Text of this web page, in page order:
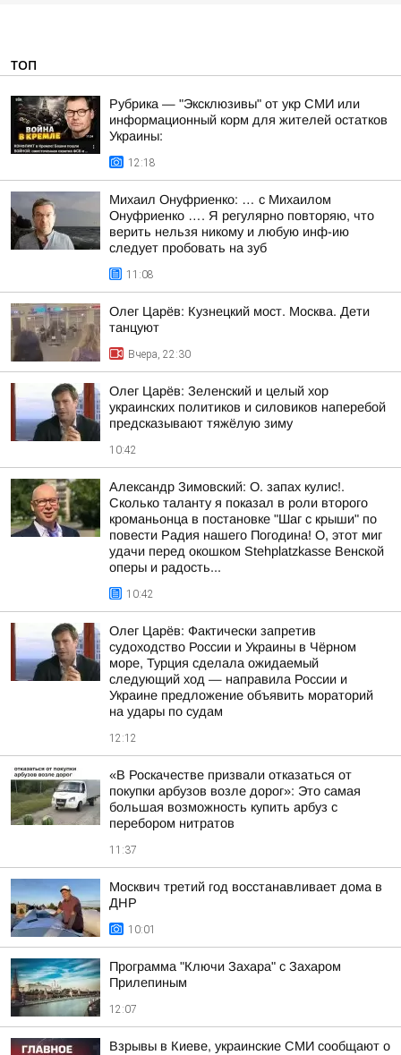
ТОП
Рубрика — "Эксклюзивы" от укр СМИ или
информационный корм для жителей остатков
Украины:
12:18
Михаил Онуфриенко: … с Михаилом
Онуфриенко …. Я регулярно повторяю, что
верить нельзя никому и любую инф-ию
следует пробовать на зуб
11:08
Олег Царёв: Кузнецкий мост. Москва. Дети
танцуют
Вчера, 22:30
Олег Царёв: Зеленский и целый хор
украинских политиков и силовиков наперебой
предсказывают тяжёлую зиму
10:42
Александр Зимовский: О. запах кулис!.
Сколько таланту я показал в роли второго
кроманьонца в постановке "Шаг с крыши" по
повести Радия нашего Погодина! О, этот миг
удачи перед окошком Stehplatzkasse Венской
оперы и радость...
10:42
Олег Царёв: Фактически запретив
судоходство России и Украины в Чёрном
море, Турция сделала ожидаемый
следующий ход — направила России и
Украине предложение объявить мораторий
на удары по судам
12:12
«В Роскачестве призвали отказаться от
покупки арбузов возле дорог»: Это самая
большая возможность купить арбуз с
перебором нитратов
11:37
Москвич третий год восстанавливает дома в
ДНР
10:01
Программа "Ключи Захара" с Захаром
Прилепиным
12:07
Взрывы в Киеве, украинские СМИ сообщают о